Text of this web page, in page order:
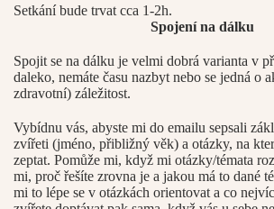
Setkání bude trvat cca 1-2h.
Spojení na dálku
Spojit se na dálku je velmi dobrá varianta v
daleko, nemáte času nazbyt nebo se jedná o
zdravotní) záležitost.
Vybídnu vás, abyste mi do emailu sepsali
zvířeti (jméno, přibližný věk) a otázky, na
zeptat. Pomůže mi, když mi otázky/témata
mi, proč řešíte zrovna je a jakou má to dané
mi to lépe se v otázkách orientovat a co